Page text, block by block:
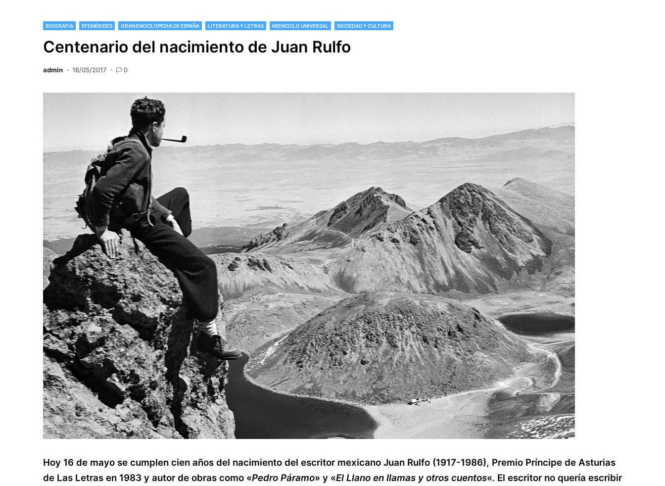
BIOGRAFÍA EFEMÉRIDES GRAN ENCICLOPEDIA DE ESPAÑA LITERATURA Y LETRAS MIENCICLO UNIVERSAL SOCIEDAD Y CULTURA
Centenario del nacimiento de Juan Rulfo
admin 16/05/2017 0
Hoy 16 de mayo se cumplen cien años del nacimiento del escritor mexicano Juan Rulfo (1917-1986), Premio Príncipe de Asturias
de Las Letras en 1983 y autor de obras como «Pedro Páramo» y «El Llano en llamas y otros cuentos«. El escritor no quería escribir